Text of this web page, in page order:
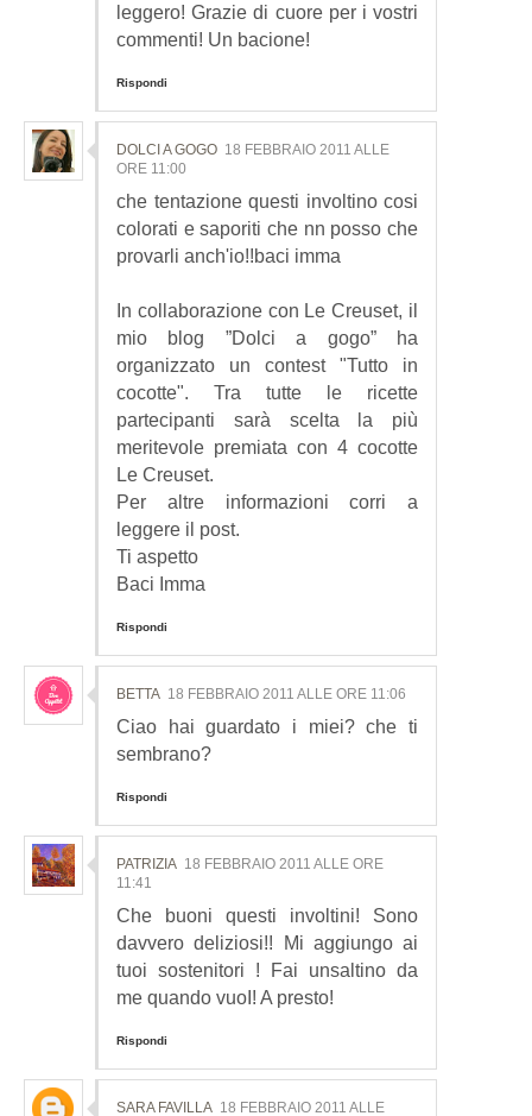
leggero! Grazie di cuore per i vostri
commenti! Un bacione!
Rispondi
DOLCI A GOGO 18 FEBBRAIO 2011 ALLE
ORE 11:00
che tentazione questi involtino cosi
colorati e saporiti che nn posso che
provarli anch'io!!baci imma
In collaborazione con Le Creuset, il
mio blog ”Dolci a gogo” ha
organizzato un contest "Tutto in
cocotte". Tra tutte le ricette
partecipanti sarà scelta la più
meritevole premiata con 4 cocotte
Le Creuset.
Per altre informazioni corri a
leggere il post.
Ti aspetto
Baci Imma
Rispondi
BETTA 18 FEBBRAIO 2011 ALLE ORE 11:06
Ciao hai guardato i miei? che ti
sembrano?
Rispondi
PATRIZIA 18 FEBBRAIO 2011 ALLE ORE
11:41
Che buoni questi involtini! Sono
davvero deliziosi!! Mi aggiungo ai
tuoi sostenitori ! Fai unsaltino da
me quando vuoI! A presto!
Rispondi
SARA FAVILLA 18 FEBBRAIO 2011 ALLE